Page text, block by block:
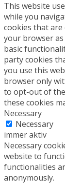
This website
while you
cookies that are
your browser
basic
party cookies
you use this
browser only
to opt-out of
these cookies
Necessary
Necessary
immer aktiv
Necessary
website to
functionalities
anonymously.